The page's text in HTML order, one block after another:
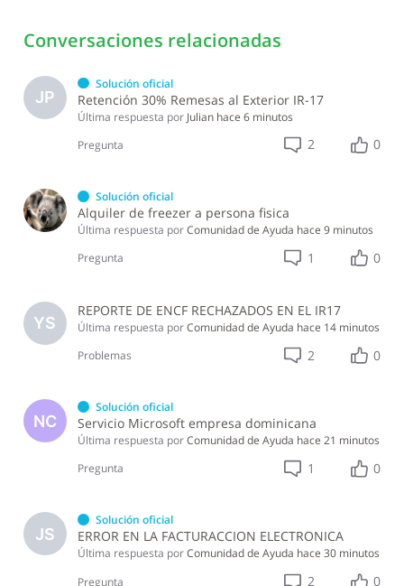
Conversaciones relacionadas
JP
Solución oficial
Retención 30% Remesas al Exterior IR-17
Última respuesta por Julian hace 6 minutos
Pregunta
2 0
Solución oficial
Alquiler de freezer a persona fisica
Última respuesta porComunidad de Ayuda hace 9 minutos
Pregunta
1 0
YS
REPORTE DE ENCF RECHAZADOS EN EL IR17
Última respuesta porComunidad de Ayuda hace 14 minutos
Problemas
2 0
NC
Solución oficial
Servicio Microsoft empresa dominicana
Última respuesta porComunidad de Ayuda hace 21 minutos
Pregunta
1 0
JS
Solución oficial
ERROR EN LA FACTURACCION ELECTRONICA
Última respuesta porComunidad de Ayuda hace 30 minutos
Pregunta
2 0